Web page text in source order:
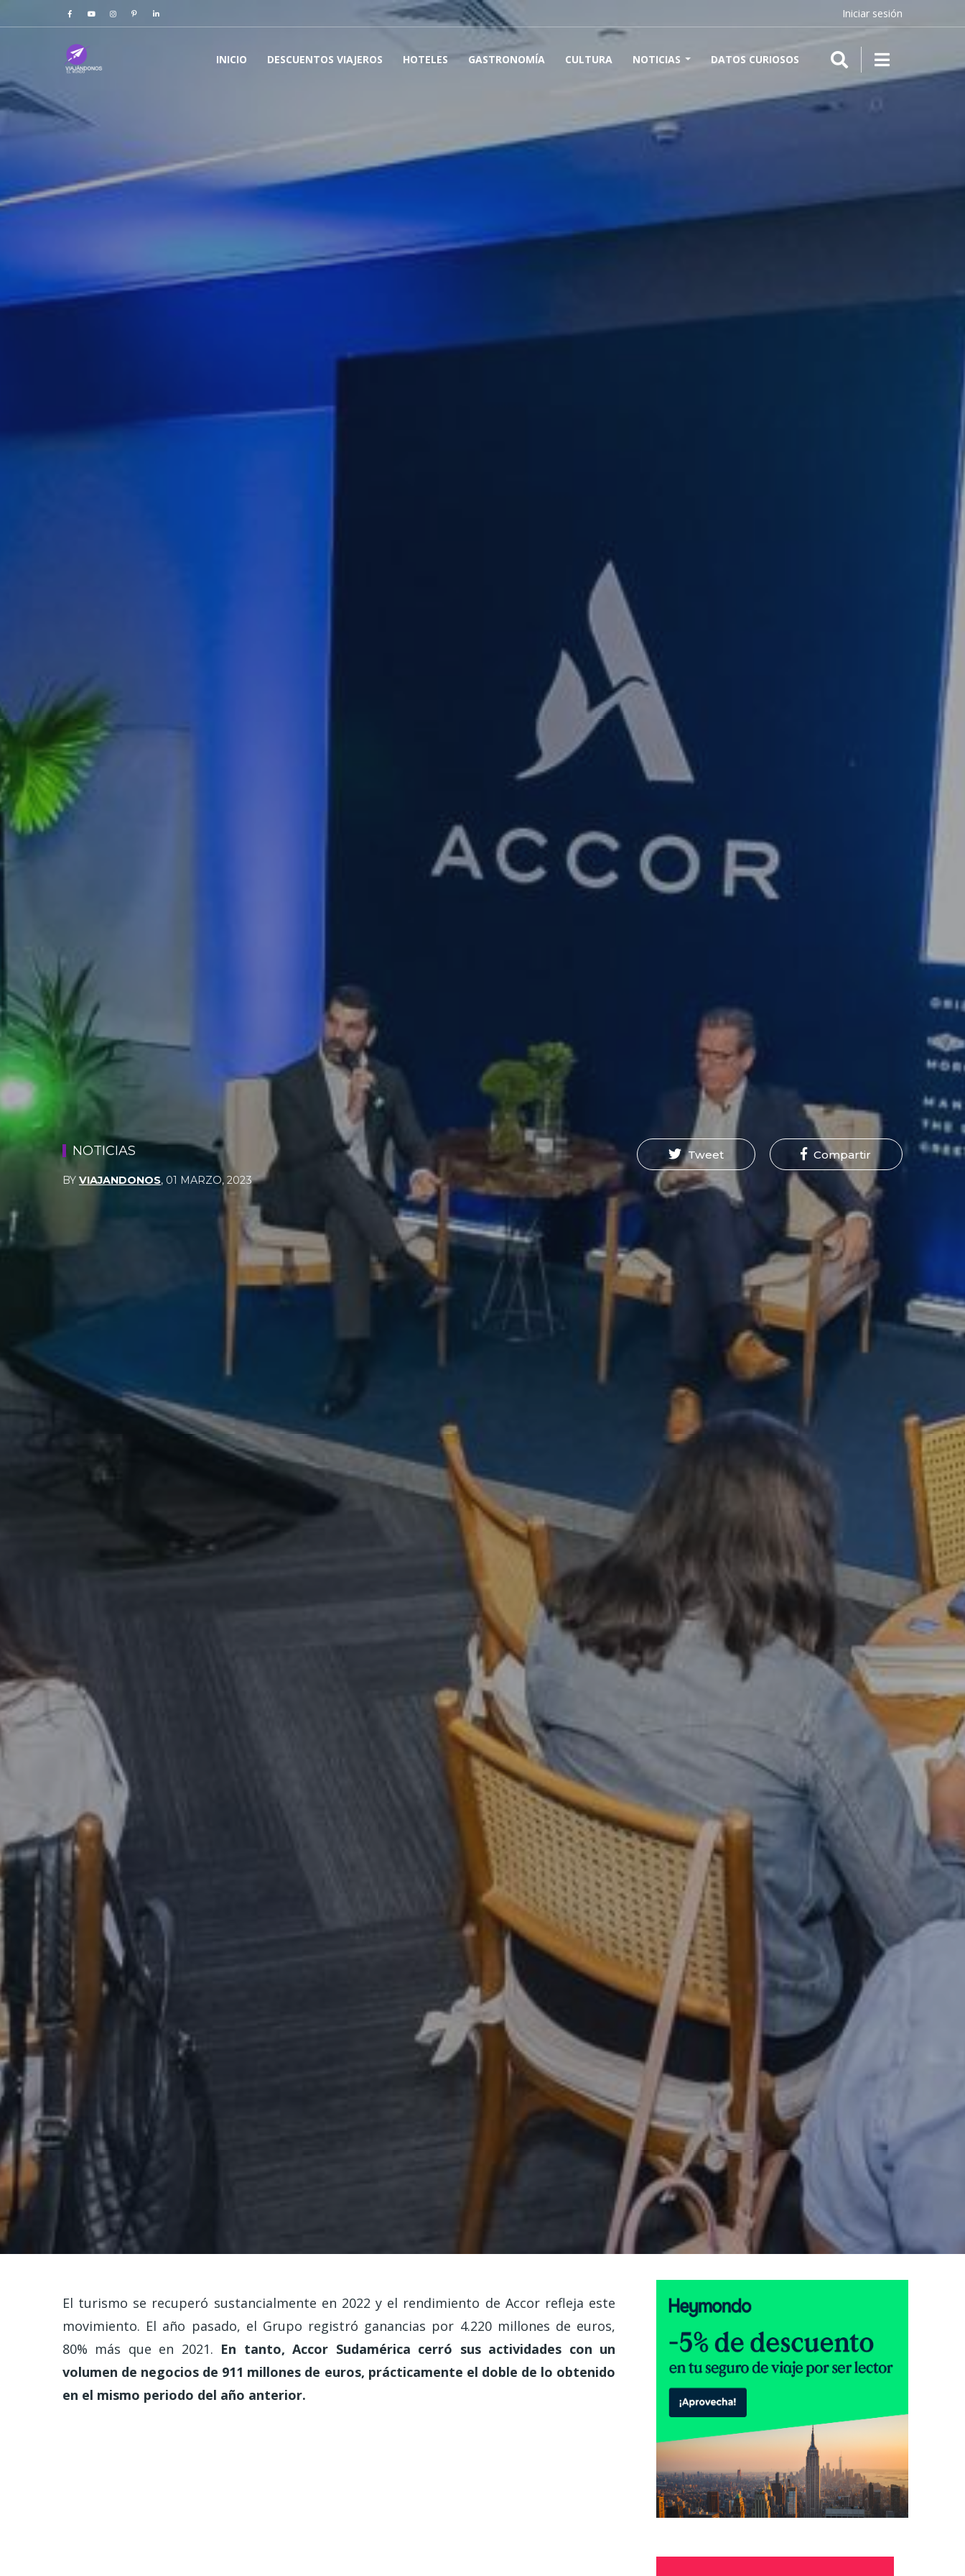
Iniciar sesión
INICIO DESCUENTOS VIAJEROS HOTELES GASTRONOMÍA CULTURA NOTICIAS DATOS CURIOSOS
NOTICIAS
BY VIAJANDONOS, 01 MARZO, 2023
Tweet Compartir
El turismo se recuperó sustancialmente en 2022 y el rendimiento de Accor refleja este
movimiento. El año pasado, el Grupo registró ganancias por 4.220 millones de euros,
80% más que en 2021. En tanto, Accor Sudamérica cerró sus actividades con un
volumen de negocios de 911 millones de euros, prácticamente el doble de lo obtenido
en el mismo periodo del año anterior.